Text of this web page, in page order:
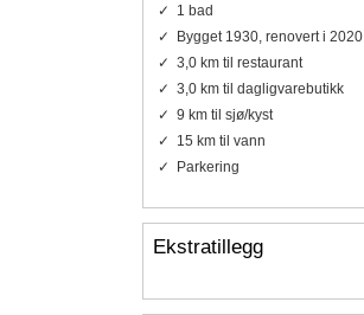
1 bad
Bygget 1930, renovert i 2020
3,0 km til restaurant
3,0 km til dagligvarebutikk
9 km til sjø/kyst
15 km til vann
Parkering
Ekstratillegg